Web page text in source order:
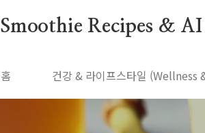
Smoothie Recipes &
홈 건강 & 라이프스타일